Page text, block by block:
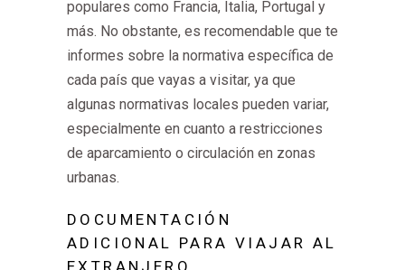
populares como Francia, Italia, Portugal y
más. No obstante, es recomendable que te
informes sobre la normativa específica de
cada país que vayas a visitar, ya que
algunas normativas locales pueden variar,
especialmente en cuanto a restricciones
de aparcamiento o circulación en zonas
urbanas.
DOCUMENTACIÓN
ADICIONAL PARA VIAJAR AL
EXTRANJERO